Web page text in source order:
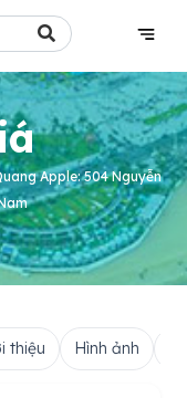
Apple: 504 Nguyễn
thiệu Hình ảnh